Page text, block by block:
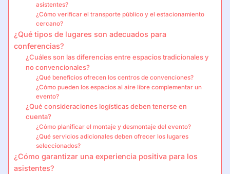
asistentes?
¿Cómo verificar el transporte público y el estacionamiento
cercano?
¿Qué tipos de lugares son adecuados para
conferencias?
¿Cuáles son las diferencias entre espacios tradicionales y
no convencionales?
¿Qué beneficios ofrecen los centros de convenciones?
¿Cómo pueden los espacios al aire libre complementar un
evento?
¿Qué consideraciones logísticas deben tenerse en
cuenta?
¿Cómo planificar el montaje y desmontaje del evento?
¿Qué servicios adicionales deben ofrecer los lugares
seleccionados?
¿Cómo garantizar una experiencia positiva para los
asistentes?